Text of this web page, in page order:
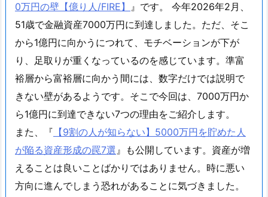
0万円の壁【億り人/FIRE】 』です。 今年2026年2月、
51歳で金融資産7000万円に到達しました。ただ、そこ
から1億円に向かうにつれて、モチベーションが下が
り、足取りが重くなっているのを感じています。準富
裕層から富裕層に向かう間には、数字だけでは説明で
きない壁があるようです。そこで今回は、7000万円か
ら1億円に到達できない7つの理由をご紹介します。
また、『 【9割の人が知らない】5000万円を貯めた人
が陥る資産形成の罠7選』も公開しています。資産が増
えることは良いことばかりではありません。時に悪い
方向に進んでしまう恐れがあることに気づきました。